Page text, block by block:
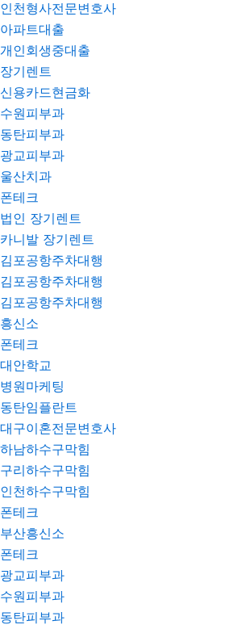
인천형사전문변호사
아파트대출
개인회생중대출
장기렌트
신용카드현금화
수원피부과
동탄피부과
광교피부과
울산치과
폰테크
법인 장기렌트
카니발 장기렌트
김포공항주차대행
김포공항주차대행
김포공항주차대행
흥신소
폰테크
대안학교
병원마케팅
동탄임플란트
대구이혼전문변호사
하남하수구막힘
구리하수구막힘
인천하수구막힘
폰테크
부산흥신소
폰테크
광교피부과
수원피부과
동탄피부과